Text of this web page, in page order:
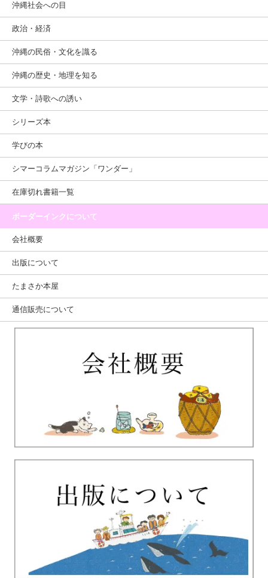
沖縄社会への目
政治・経済
沖縄の民俗・文化を識る
沖縄の歴史・地理を知る
文学・詩歌への誘い
シリーズ本
学びの本
シマーコラムマガジン「ワンダー」
在庫切れ書籍一覧
ボーダーインクについて
会社概要
出版について
たまさか本屋
通信販売について